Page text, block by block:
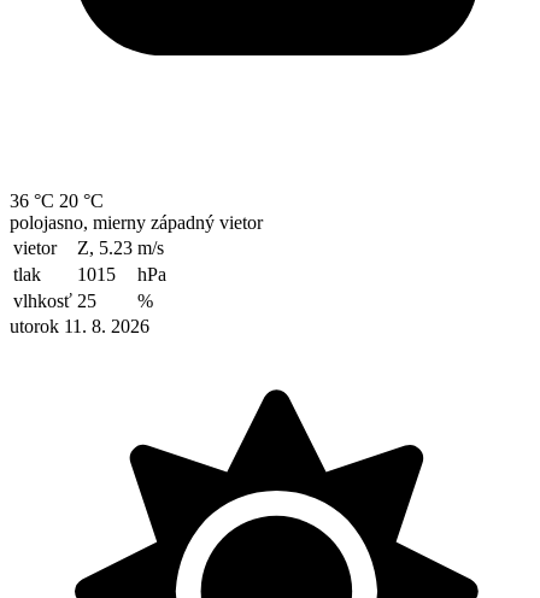
36 °C 20 °C
polojasno, mierny západný vietor
vietor
Z, 5.23 m/s
tlak
1015
hPa
vlhkosť 25
%
utorok 11. 8. 2026